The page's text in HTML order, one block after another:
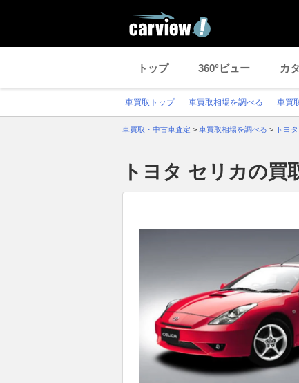
トップ 360°ビュー カ
車買取トップ 車買取相場を調べる 車買
車買取・中古車査定 > 車買取相場を調べる > トヨタ
トヨタ セリカの買